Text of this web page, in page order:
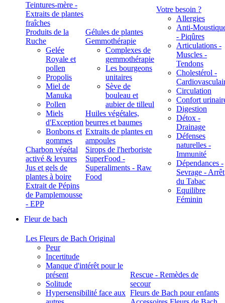
Teintures-mère -
Extraits de plantes
fraîches
Produits de la
Ruche
Gelée
Royale et
pollen
Propolis
Miel de
Manuka
Pollen
Miels
d'Exception
Bonbons et
gommes
Charbon végétal
activé & levures
Jus et gels de
plantes à boire
Extrait de Pépins
de Pamplemousse
- EPP
Gélules de plantes
Gemmothérapie
Complexes de
gemmothérapie
Les bourgeons
unitaires
Sève de
bouleau et
aubier de tilleul
Huiles végétales,
beurres et baumes
Extraits de plantes en
ampoules
Sirops de l'herboriste
SuperFood -
Superaliments - Raw
Food
Votre besoin ?
Allergies
Anti-
- Piqûres
Articulations -
Muscles -
Tendons
Cholestérol -
Circulation
Confort
Digestion
Détox -
Drainage
Défenses
naturelles -
Immunité
Dépendances -
Sevrage - Arrêt
du Tabac
Equilibre
Féminin
Fleur de bach
Les Fleurs de Bach Original
Peur
Incertitude
Manque d'intérêt pour le
présent
Solitude
Hypersensibilité face aux
Rescue - Remèdes de
secour
Fleurs de Bach pour enfants